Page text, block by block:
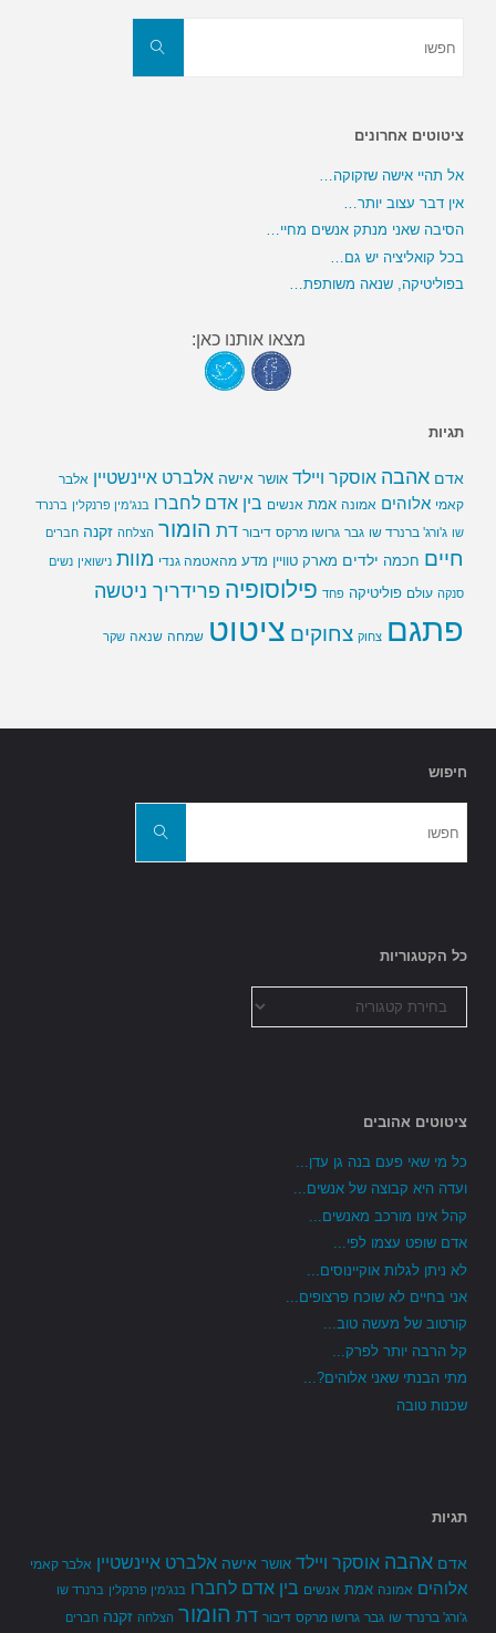
חפשו
ציטוטים אחרונים
אל תהיי אישה שזקוקה…
אין דבר עצוב יותר…
הסיבה שאני מנתק אנשים מחיי…
בכל קואליציה יש גם…
בפוליטיקה, שנאה משותפת…
מצאו אותנו כאן:
תגיות
אדם אהבה אוסקר ויילד אושר אישה אלברט איינשטיין אלבר
קאמי אלוהים אמונה אמת אנשים בין אדם לחברו בנג'מין פרנקלין ברנרד
שו ג'ורג' ברנרד שו גבר גרושו מרקס דיבור דת הומור הצלחה זקנה חברים
חיים חכמה ילדים מארק טוויין מדע מהאטמה גנדי מוות נישואין נשים
סנקה עולם פוליטיקה פחד פילוסופיה פרידריך ניטשה
פתגם צחוק צחוקים ציטוט שמחה שנאה שקר
חיפוש
חפשו
כל הקטגוריות
הקטגוריות
ציטוטים אהובים
כל מי שאי פעם בנה גן עדן...
ועדה היא קבוצה של אנשים...
קהל אינו מורכב מאנשים...
אדם שופט עצמו לפי...
לא ניתן לגלות אוקיינוסים...
אני בחיים לא שוכח פרצופים...
קורטוב של מעשה טוב...
קל הרבה יותר לפרק...
מתי הבנתי שאני אלוהים?...
שכנות טובה
תגיות
אדם אהבה אוסקר ויילד אושר אישה אלברט איינשטיין אלבר קאמי
אלוהים אמונה אמת אנשים בין אדם לחברו בנג'מין פרנקלין ברנרד שו
ג'ורג' ברנרד שו גבר גרושו מרקס דיבור דת הומור הצלחה זקנה חברים